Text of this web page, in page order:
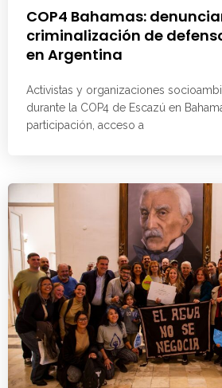
COP4 Bahamas:
criminalización de
en Argentina
Activistas y organizaciones
durante la COP4 de Escazú en
participación, acceso a